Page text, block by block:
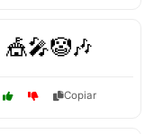
🎪🎤🤡🎶
Copiar